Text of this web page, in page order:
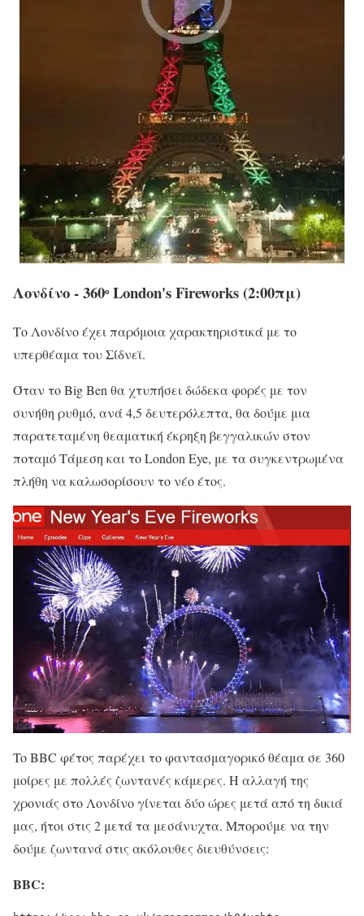
Λονδίνο - 360ᵒ London's Fireworks (2:00πμ)
Το Λονδίνο έχει παρόμοια χαρακτηριστικά με το
υπερθέαμα του Σίδνεϊ.
Όταν το Big Ben θα χτυπήσει δώδεκα φορές με τον
συνήθη ρυθμό, ανά 4,5 δευτερόλεπτα, θα δούμε μια
παρατεταμένη θεαματική έκρηξη βεγγαλικών στον
ποταμό Τάμεση και το London Eye, με τα συγκεντρωμένα
πλήθη να καλωσορίσουν το νέο έτος.
To BBC φέτος παρέχει το φαντασμαγορικό θέαμα σε 360
μοίρες με πολλές ζωντανές κάμερες. Η αλλαγή της
χρονιάς στο Λονδίνο γίνεται δύο ώρες μετά από τη δικιά
μας, ήτοι στις 2 μετά τα μεσάνυχτα. Μπορούμε να την
δούμε ζωντανά στις ακόλουθες διευθύνσεις:
BBC: